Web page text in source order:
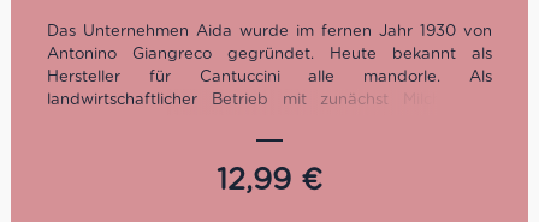
Das Unternehmen Aida wurde im fernen Jahr 1930 von
Antonino Giangreco gegründet. Heute bekannt als
Hersteller für Cantuccini alle mandorle. Als
landwirtschaftlicher Betrieb mit zunächst Milch- und
1977 in eine Bäckerei mit angeschlossenem
Süßwarenlabor um. Die Idee, in unserem Labor die
Früchte unseres Landes in Spezialitäten zu verwandeln,
12,99 €